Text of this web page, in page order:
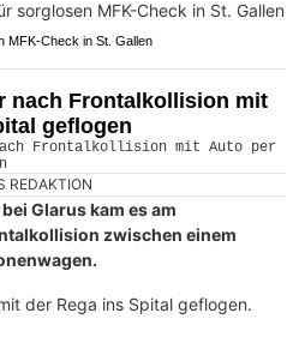
MFK-Check in St. Gallen
nach Frontalkollision mit
geflogen
REDAKTION
Glarus kam es am
zwischen einem
der Rega ins Spital geflogen.